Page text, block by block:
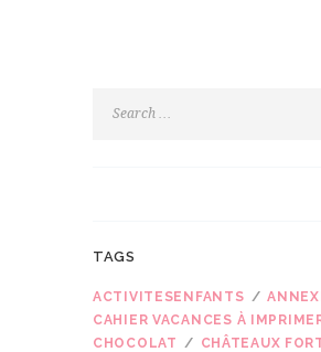
TAGS
ACTIVITESENFANTS
CAHIER VACANCES À
CHOCOLAT
CHÂTEAUX